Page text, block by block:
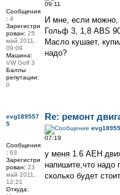
09:11
И мне, если
Гольф 3, 1,8 ABS
Масло кушает,
надо?
Сообщения
: 4
Зарегистри
рован: 25
май 2011,
09:09
Машина:
VW Golf 3
Баллы
репутации:
0
Re: ремонт
07:19
у меня 1.6 АЕН
напишите,что надо
сколько будет
evg189557
5
Сообщения
: 63
Зарегистри
рован: 23
май 2011,
12:21
Откуда: